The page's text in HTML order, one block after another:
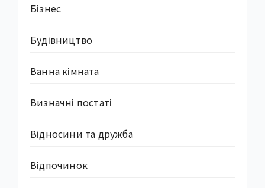
Бізнес
Будівництво
Ванна кімната
Визначні постаті
Відносини та дружба
Відпочинок